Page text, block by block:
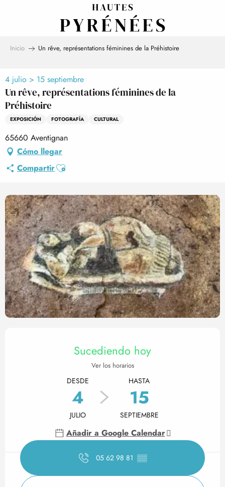
Inicio Un rêve, représentations féminines de la Préhistoire
4 julio > 15 septiembre
Un rêve, représentations féminines de la
Préhistoire
EXPOSICIÓN FOTOGRAFÍA CULTURAL
65660 Aventignan
Cómo llegar
CompartirAjouter aux favoris
Horarios y datos de
Sucediendo hoy
Ver los horarios
DESDE
4
JULIO
HASTA
15
SEPTIEMBRE
Añadir a Google Calendar
05 62 98 81 ▒▒